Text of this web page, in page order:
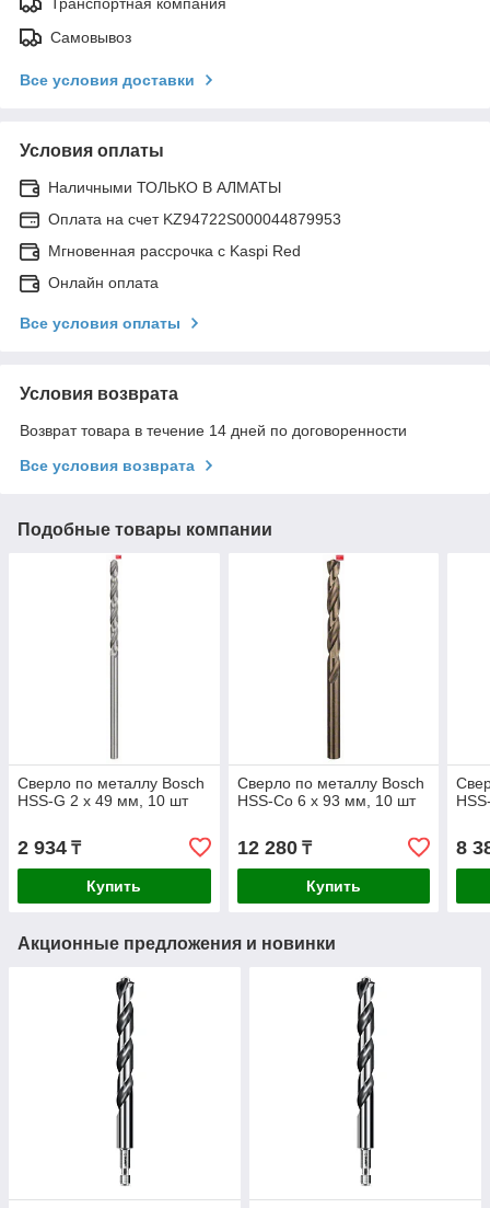
Транспортная компания
Самовывоз
Все условия доставки
Условия оплаты
Наличными ТОЛЬКО В АЛМАТЫ
Оплата на счет KZ94722S000044879953
Мгновенная рассрочка с Kaspi Red
Онлайн оплата
Все условия оплаты
Условия возврата
Возврат товара в течение 14 дней по договоренности
Все условия возврата
Подобные товары компании
Сверло по металлу Bosch
HSS-G 2 x 49 мм, 10 шт
2 934 ₸
Купить
Сверло по металлу Bosch
HSS-Co 6 x 93 мм, 10 шт
12 280₸
Купить
8
Акционные предложения и новинки